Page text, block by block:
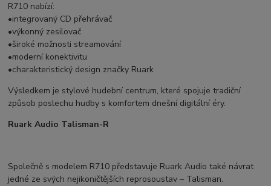
R710 nabízí:
•integrovaný CD přehrávač
•výkonný zesilovač
•široké možnosti streamování
•moderní konektivitu
•charakteristický design značky Ruark
Výsledkem je stylové hudební centrum, které spojuje tradiční
způsob poslechu hudby s komfortem dnešní digitální éry.
Ruark Audio Talisman-R
Společně s modelem R710 představuje Ruark Audio také návrat
jedné ze svých nejikoničtějších reprosoustav – Talisman.